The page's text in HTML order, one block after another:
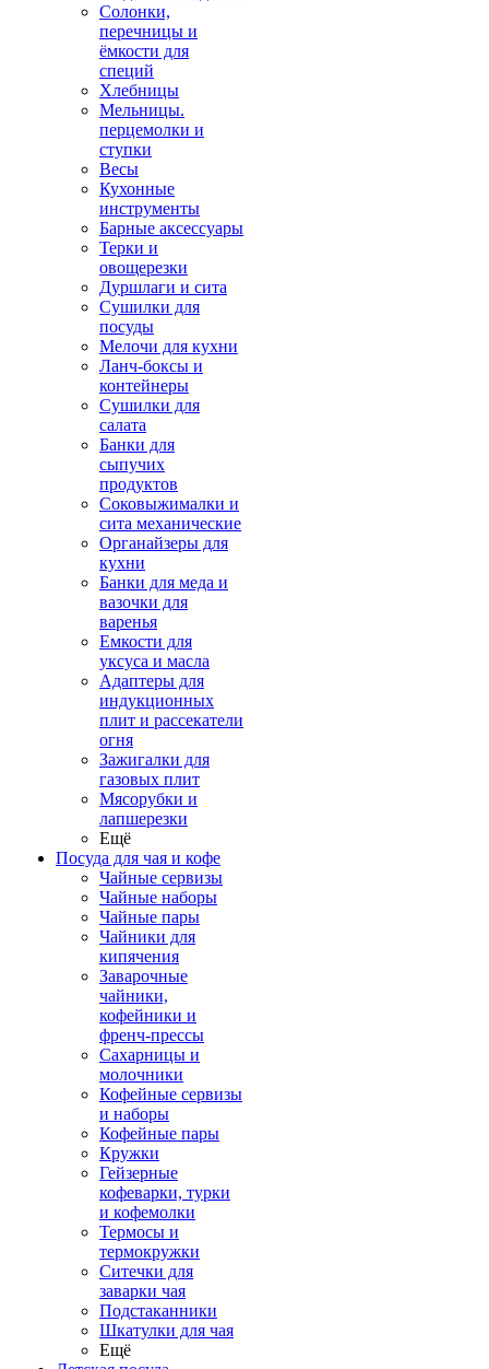
Солонки,
перечницы и
ёмкости для
специй
Хлебницы
Мельницы.
перцемолки и
ступки
Весы
Кухонные
инструменты
Барные аксессуары
Терки и
овощерезки
Дуршлаги и сита
Сушилки для
посуды
Мелочи для кухни
Ланч-боксы и
контейнеры
Сушилки для
салата
Банки для
сыпучих
продуктов
Соковыжималки и
сита механические
Органайзеры для
кухни
Банки для меда и
вазочки для
варенья
Емкости для
уксуса и масла
Адаптеры для
индукционных
плит и рассекатели
огня
Зажигалки для
газовых плит
Мясорубки и
лапшерезки
Ещё
Посуда для чая и кофе
Чайные сервизы
Чайные наборы
Чайные пары
Чайники для
кипячения
Заварочные
чайники,
кофейники и
френч-прессы
Сахарницы и
молочники
Кофейные сервизы
и наборы
Кофейные пары
Кружки
Гейзерные
кофеварки, турки
и кофемолки
Термосы и
термокружки
Ситечки для
заварки чая
Подстаканники
Шкатулки для чая
Ещё